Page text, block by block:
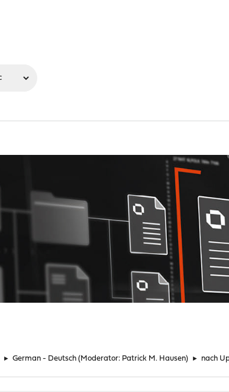
► German - Deutsch (Moderator: Patrick M. Hausen) ► nach